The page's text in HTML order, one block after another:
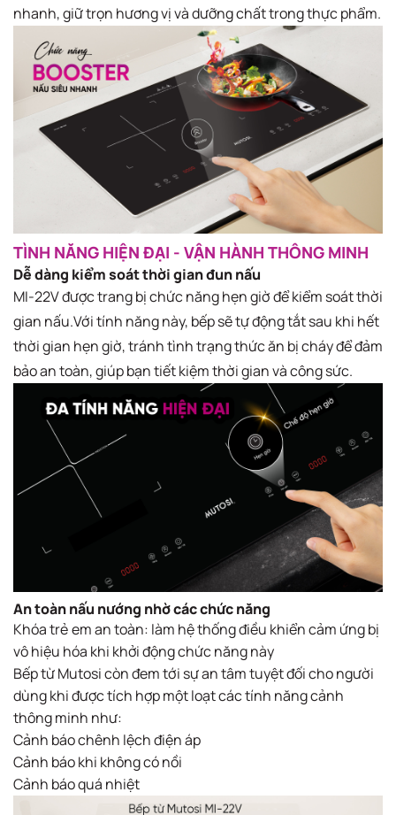
nhanh, giữ trọn hương vị và dưỡng chất trong thực phẩm.
TÌNH NĂNG HIỆN ĐẠI - VẬN HÀNH THÔNG MINH
Dễ dàng kiểm soát thời gian đun nấu
MI-22V được trang bị chức năng hẹn giờ để kiểm soát thời
gian nấu.Với tính năng này, bếp sẽ tự động tắt sau khi hết
thời gian hẹn giờ, tránh tình trạng thức ăn bị cháy để đảm
bảo an toàn, giúp bạn tiết kiệm thời gian và công sức.
An toàn nấu nướng nhờ các chức năng
Khóa trẻ em an toàn: làm hệ thống điều khiển cảm ứng bị
vô hiệu hóa khi khởi động chức năng này
Bếp từ Mutosi còn đem tới sự an tâm tuyệt đối cho người
dùng khi được tích hợp một loạt các tính năng cảnh
thông minh như:
Cảnh báo chênh lệch điện áp
Cảnh báo khi không có nồi
Cảnh báo quá nhiệt